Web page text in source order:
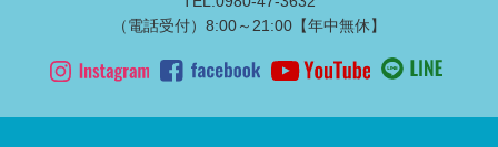
（電話受付）8:00～21:00【年中無休】